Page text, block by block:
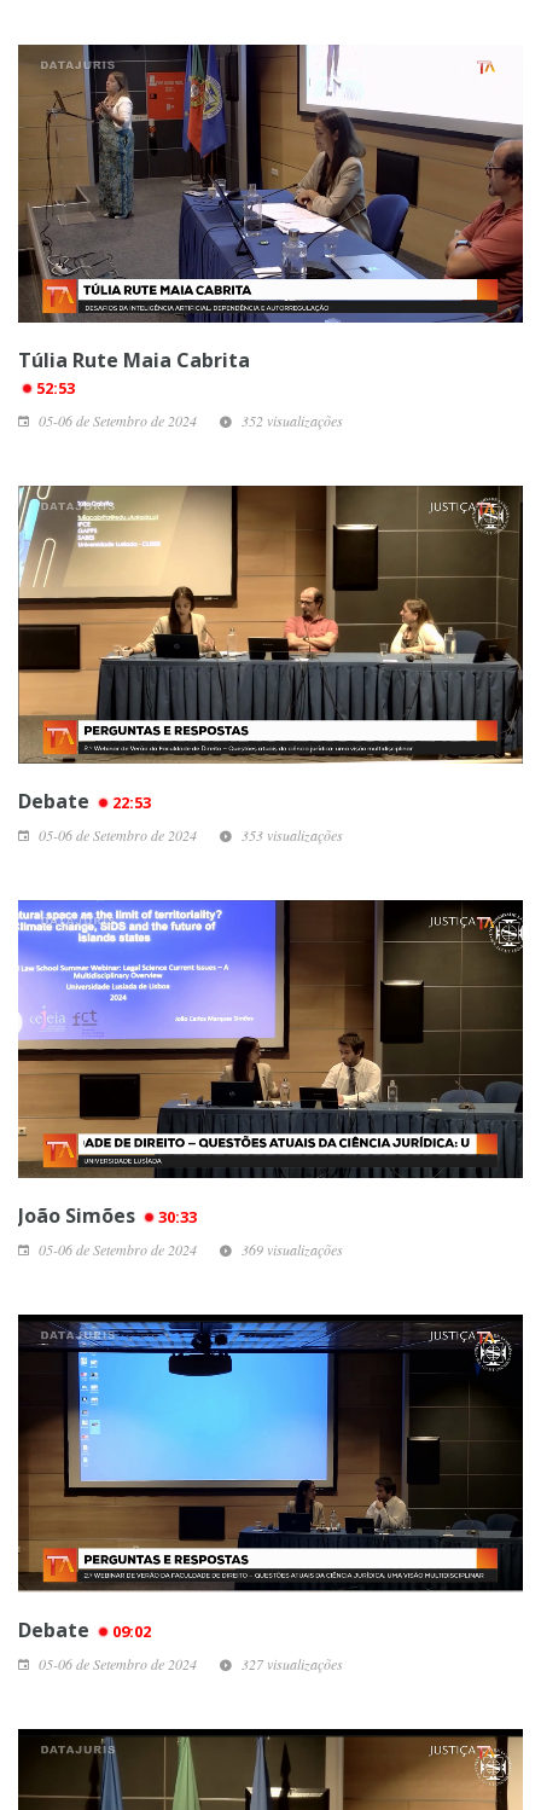
Túlia Rute Maia Cabrita
52:53
05-06 de Setembro de 2024 352 visualizações
Debate 22:53
05-06 de Setembro de 2024 353 visualizações
João Simões 30:33
05-06 de Setembro de 2024 369 visualizações
Debate 09:02
05-06 de Setembro de 2024 327 visualizações